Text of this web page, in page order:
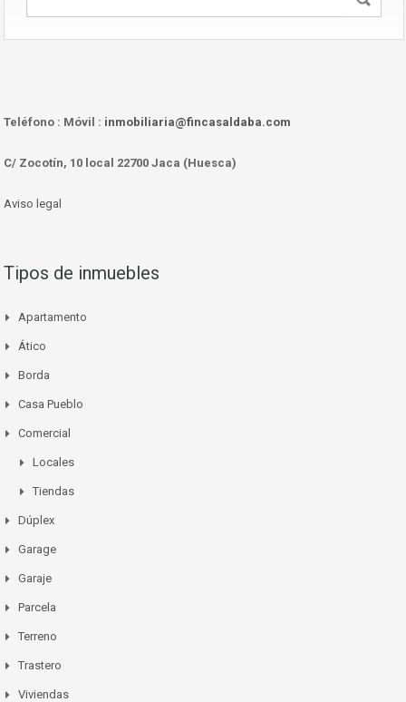
Teléfono : Móvil : inmobiliaria@fincasaldaba.com
C/ Zocotín, 10 local 22700 Jaca (Huesca)
Aviso legal
Tipos de inmuebles
Apartamento
Ático
Borda
Casa Pueblo
Comercial
Locales
Tiendas
Dúplex
Garage
Garaje
Parcela
Terreno
Trastero
Viviendas